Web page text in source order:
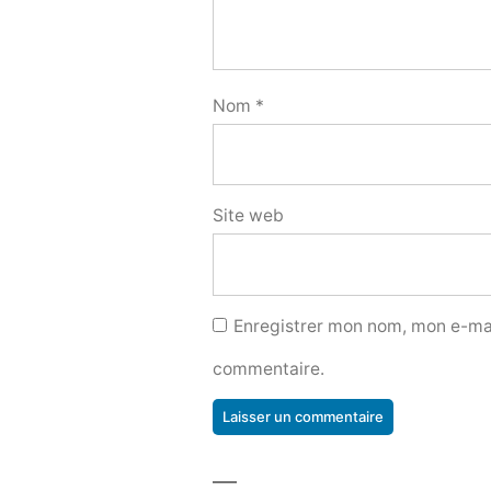
Nom *
Site web
Enregistrer mon nom, mon e-
commentaire.